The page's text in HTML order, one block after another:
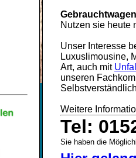
Gebrauchtwagen
Nutzen sie heute
Unser Interesse
Luxuslimousine,
Art, auch mit Unfall
unseren
Weitere
Tel:
Sie haben die